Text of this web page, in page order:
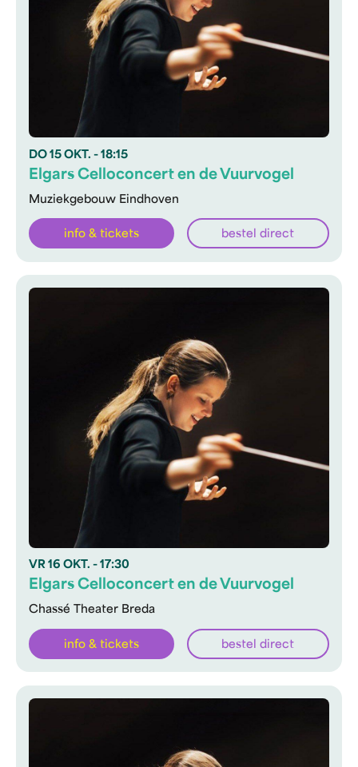
DO 15 OKT. - 18:15
Muziekgebouw Eindhoven
Elgars Celloconcert en de Vuurvogel
info & tickets bestel direct
VR 16 OKT. - 17:30
Chassé Theater Breda
Elgars Celloconcert en de Vuurvogel
info & tickets bestel direct